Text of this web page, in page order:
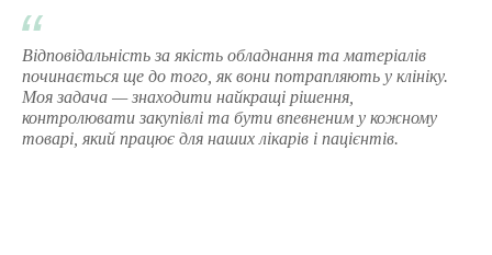
Відповідальність за якість обладнання та матеріалів
починається ще до того, як вони потрапляють у клініку.
Моя задача — знаходити найкращі рішення,
контролювати закупівлі та бути впевненим у кожному
товарі, який працює для наших лікарів і пацієнтів.